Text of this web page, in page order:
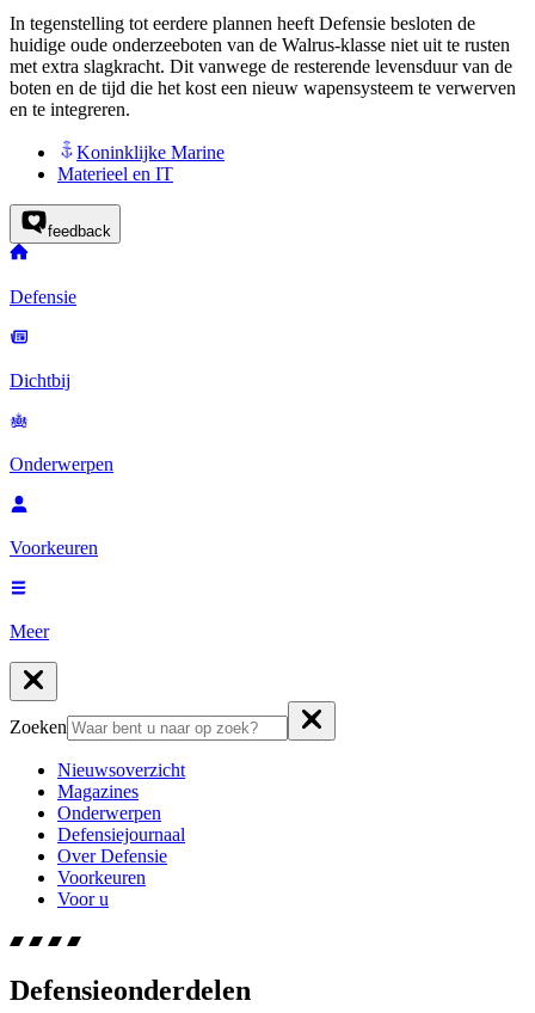
In tegenstelling tot eerdere plannen heeft Defensie besloten de
huidige oude onderzeeboten van de Walrus-klasse niet uit te rusten
met extra slagkracht. Dit vanwege de resterende levensduur van de
boten en de tijd die het kost een nieuw wapensysteem te verwerven
en te integreren.
Koninklijke Marine
Materieel en IT
feedback
Defensie
Dichtbij
Onderwerpen
Voorkeuren
Meer
Zoeken
Nieuwsoverzicht
Magazines
Onderwerpen
Defensiejournaal
Over Defensie
Voorkeuren
Voor u
Defensieonderdelen